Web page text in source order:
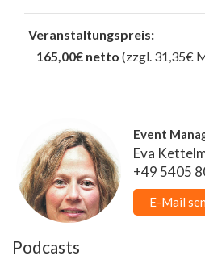
Veranstaltungspreis:
165,00€ netto (zzgl. 31,35€
Event
Eva
+49 5405
E-Mail
Podcasts